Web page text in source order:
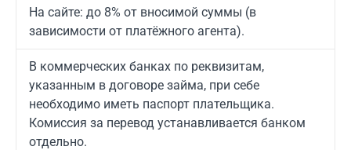
На сайте: до 8% от вносимой суммы (в
зависимости от платёжного агента).
В коммерческих банках по реквизитам,
указанным в договоре займа, при себе
необходимо иметь паспорт плательщика.
Комиссия за перевод устанавливается банком
отдельно.